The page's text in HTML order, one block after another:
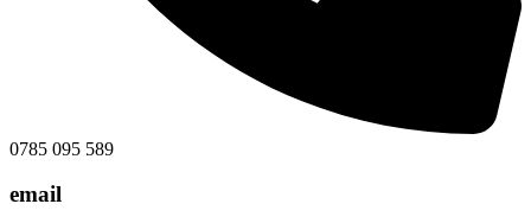
0785 095 589
email